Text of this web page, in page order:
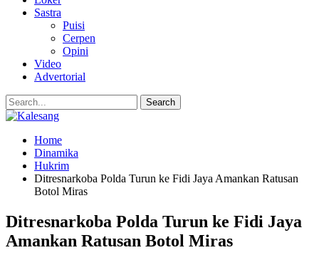
Sastra
Puisi
Cerpen
Opini
Video
Advertorial
Home
Dinamika
Hukrim
Ditresnarkoba Polda Turun ke Fidi Jaya Amankan Ratusan
Botol Miras
Ditresnarkoba Polda Turun ke Fidi Jaya
Amankan Ratusan Botol Miras